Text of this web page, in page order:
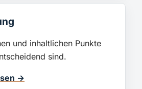
und inhaltlichen Punkte
sind.
→